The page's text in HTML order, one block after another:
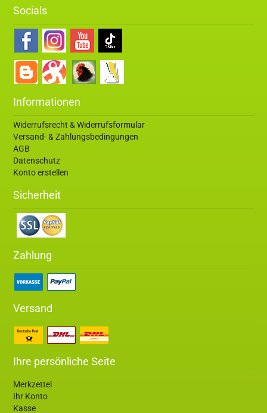
Socials
Informationen
Widerrufsrecht & Widerrufsformular
Versand- & Zahlungsbedingungen
AGB
Datenschutz
Konto erstellen
Sicherheit
Zahlung
Versand
Ihre persönliche Seite
Merkzettel
Ihr Konto
Kasse